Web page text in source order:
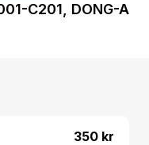
C201, DONG-A
350 kr